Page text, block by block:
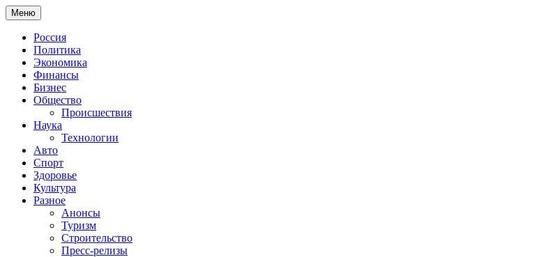
Меню
Россия
Политика
Экономика
Финансы
Бизнес
Общество
Происшествия
Наука
Технологии
Авто
Спорт
Здоровье
Культура
Разное
Анонсы
Туризм
Строительство
Пресс-релизы